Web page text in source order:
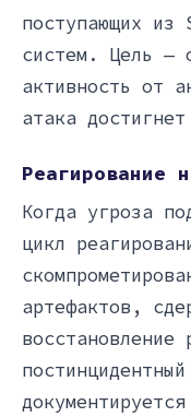
поступающих из
систем. Цель —
активность от
атака
Реагирование
Когда угроза
цикл
артефактов,
восстановление